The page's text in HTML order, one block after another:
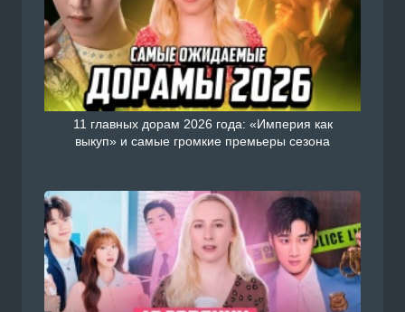
11 главных дорам 2026 года: «Империя как
выкуп» и самые громкие премьеры сезона